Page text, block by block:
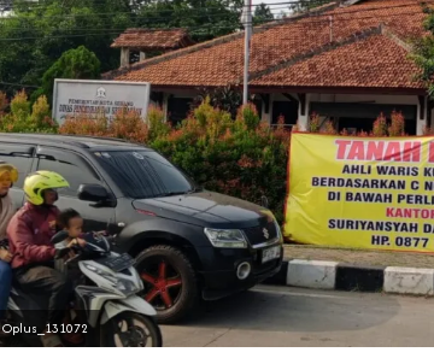
Oplus_131072